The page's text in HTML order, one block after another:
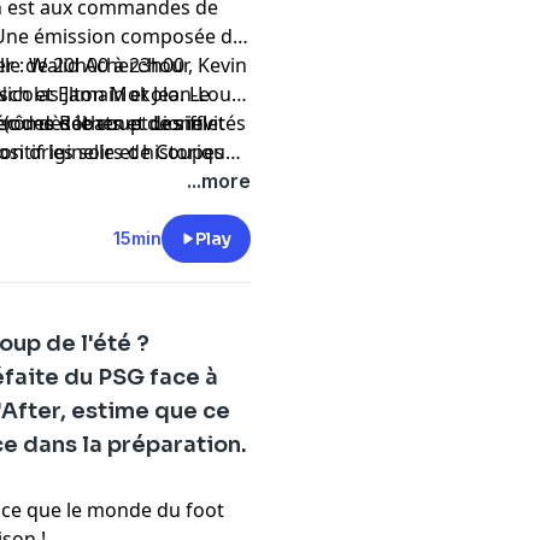
aux commandes de
émission composée de
: Walid Acherchour, Kevin
et Elton Mokolo. Le
des débats et des invités
de 20h00 à 23h00
Jamain et Jean-Louis
Rothen et Lionel
les soirs de Coupes
dès le coup de sifflet
originelle et historique
Riolo, Florent Gautreau
Carine Galli fait son
de l'émission les
...more
15min Play
de l'été ?
du PSG face à
estime que ce
dans la préparation.
que le monde du foot